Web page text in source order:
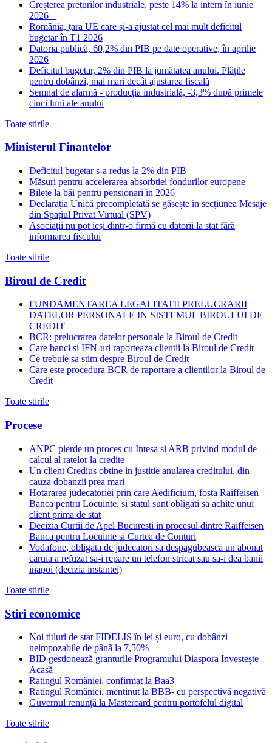
Creșterea prețurilor industriale, peste 14% la intern în iunie
2026
România, țara UE care și-a ajustat cel mai mult deficitul
bugetar în T1 2026
Datoria publică, 60,2% din PIB pe date operative, în aprilie
2026
Deficitul bugetar, 2% din PIB la jumătatea anului. Plățile
pentru dobânzi, mai mari decât ajustarea fiscală
Semnal de alarmă - producția industrială, -3,3% după primele
cinci luni ale anului
Toate stirile
Ministerul Finantelor
Deficitul bugetar s-a redus la 2% din PIB
Măsuri pentru accelerarea absorbției fondurilor europene
Bilete la băi pentru pensionari în 2026
Declarația Unică precompletată se găsește în secțiunea Mesaje
din Spațiul Privat Virtual (SPV)
Asociații nu pot ieși dintr-o firmă cu datorii la stat fără
informarea fiscului
Toate stirile
Biroul de Credit
FUNDAMENTAREA LEGALITATII PRELUCRARII
DATELOR PERSONALE IN SISTEMUL BIROULUI DE
CREDIT
BCR: prelucrarea datelor personale la Biroul de Credit
Care banci si IFN-uri raporteaza clientii la Biroul de Credit
Ce trebuie sa stim despre Biroul de Credit
Care este procedura BCR de raportare a clientilor la Biroul de
Credit
Toate stirile
Procese
ANPC pierde un proces cu Intesa si ARB privind modul de
calcul al ratelor la credite
Un client Credius obtine in justitie anularea creditului, din
cauza dobanzii prea mari
Hotararea judecatoriei prin care Aedificium, fosta Raiffeisen
Banca pentru Locuinte, si statul sunt obligati sa achite unui
client prima de stat
Decizia Curtii de Apel Bucuresti in procesul dintre Raiffeisen
Banca pentru Locuinte si Curtea de Conturi
Vodafone, obligata de judecatori sa despagubeasca un abonat
caruia a refuzat sa-i repare un telefon stricat sau sa-i dea banii
inapoi (decizia instantei)
Toate stirile
Stiri economice
Noi titluri de stat FIDELIS în lei și euro, cu dobânzi
neimpozabile de pânã la 7,50%
BID gestionează granturile Programului Diaspora Investește
Acasă
Ratingul României, confirmat la Baa3
Ratingul României, menținut la BBB- cu perspectivă negativă
Guvernul renunță la Mastercard pentru portofelul digital
Toate stirile